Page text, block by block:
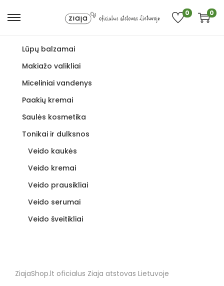
0 0
Lūpų balzamai
Makiažo valikliai
Miceliniai vandenys
Paakių kremai
Saulės kosmetika
Tonikai ir dulksnos
Veido kaukės
Veido kremai
Veido prausikliai
Veido serumai
Veido šveitikliai
ZiajaShop.lt oficialus Ziaja atstovas Lietuvoje